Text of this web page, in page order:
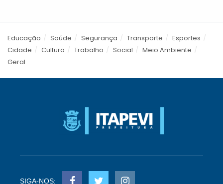
Educação Saúde Segurança Transporte
Esportes
Cidade
Cultura Trabalho Social
Meio Ambiente
Geral
SIGA-NOS: